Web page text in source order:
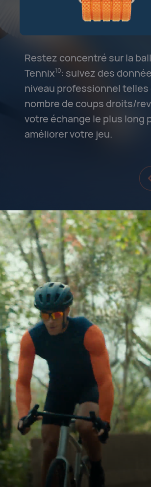
Restez concentré sur la
Tennix⁠10: suivez des
niveau professionnel telles
nombre de coups droits/
votre échange le plus long
améliorer votre jeu.
Cyclisme
Chaque sortie
un souvenir